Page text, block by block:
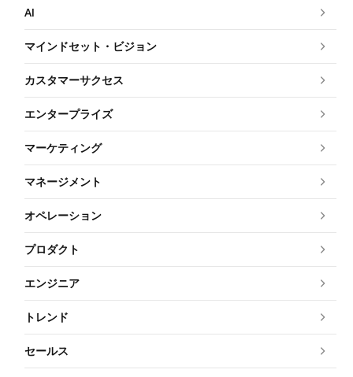
AI
マインドセット・ビジョン
カスタマーサクセス
エンタープライズ
マーケティング
マネージメント
オペレーション
プロダクト
エンジニア
トレンド
セールス